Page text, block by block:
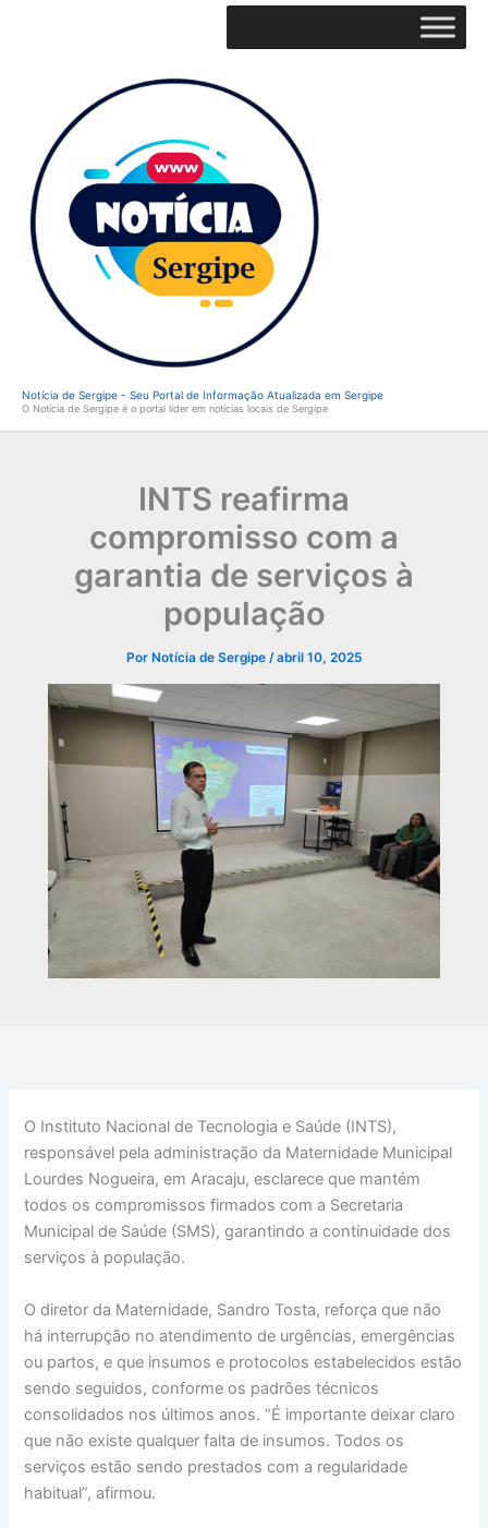
Notícia de Sergipe - Seu Portal de Informação Atualizada em Sergipe
O Notícia de Sergipe é o portal líder em notícias locais de Sergipe
INTS reafirma
compromisso com a
garantia de serviços à
população
Por Notícia de Sergipe /abril 10, 2025
O Instituto Nacional de Tecnologia e Saúde (INTS),
responsável pela administração da Maternidade Municipal
Lourdes Nogueira, em Aracaju, esclarece que mantém
todos os compromissos firmados com a Secretaria
Municipal de Saúde (SMS), garantindo a continuidade dos
serviços à população.
O diretor da Maternidade, Sandro Tosta, reforça que não
há interrupção no atendimento de urgências, emergências
ou partos, e que insumos e protocolos estabelecidos estão
sendo seguidos, conforme os padrões técnicos
consolidados nos últimos anos. “É importante deixar claro
que não existe qualquer falta de insumos. Todos os
serviços estão sendo prestados com a regularidade
habitual”, afirmou.